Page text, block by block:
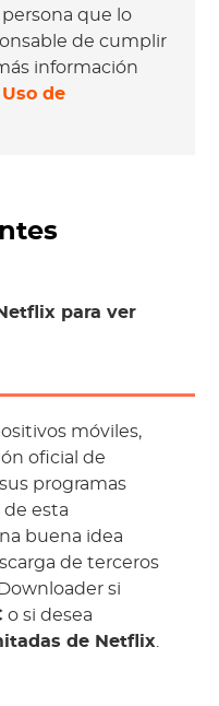
que lo
de cumplir
información
de
para ver
móviles,
oficial de
programas
de esta
buena idea
de terceros
si
o si desea
de Netflix